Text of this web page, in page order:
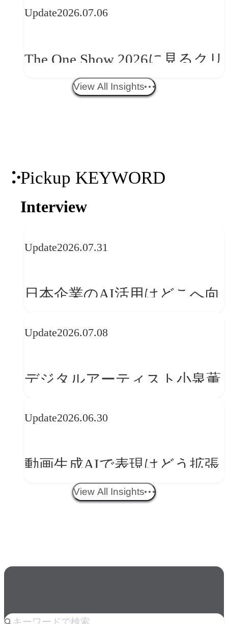
望
Update2026.07.06
The One Show 2026に見るクリ
エイティブトレンド──社会
View All Insights
Pickup KEYWORD
Interview
Update2026.07.31
日本企業のAI活用はどこへ向
レンドに見る「人間中心」へ
Update2026.07.08
デジタルアーティスト小泉薫
ークフロー設計と「ノイズと
Update2026.06.30
動画生成AIで表現はどう拡張
する？映像ディレクター橋本
View All Insights
人気のkeyword